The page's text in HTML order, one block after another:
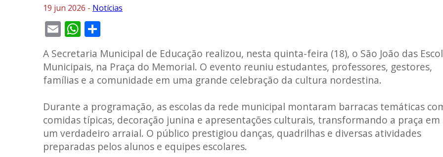
19 jun 2026 - Notícias
EmailWhatsApp
A Secretaria Municipal de Educação realizou, nesta quinta-feira (18), o São João das
Municipais, na Praça do Memorial. O evento reuniu estudantes, professores, gestores,
famílias e a comunidade em uma grande celebração da cultura nordestina.
Durante a programação, as escolas da rede municipal montaram barracas temáticas
comidas típicas, decoração junina e apresentações culturais, transformando a praça em
um verdadeiro arraial. O público prestigiou danças, quadrilhas e diversas atividades
preparadas pelos alunos e equipes escolares.